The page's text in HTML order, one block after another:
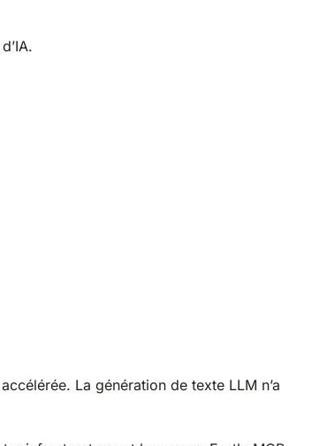
La génération de texte LLM n’a